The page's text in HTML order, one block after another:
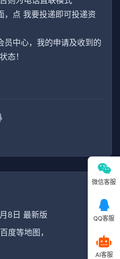
，点 我要投递即可投递资
员中心，我的申请及收到的
态！
8日 最新版
度等地图，
微信客服
QQ客服
AI客服